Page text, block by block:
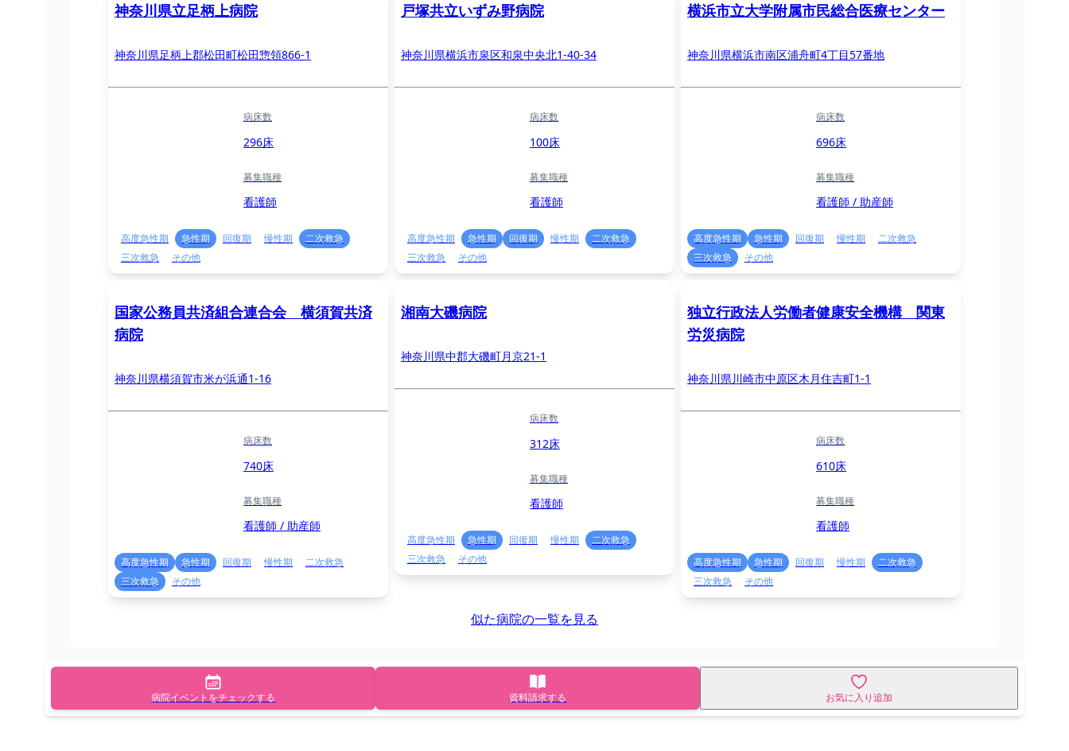
神奈川県立足柄上病院
神奈川県足柄上郡松田町松田惣領866-1
病床数
296床
募集職種
看護師
高度急性期 急性期 回復期 慢性期
二次救急
三次救急
その他
戸塚共立いずみ野病院
神奈川県横浜市泉区和泉中央北1‐40‐34
病床数
100床
募集職種
看護師
高度急性期 急性期 回復期 慢性期
二次救急
三次救急
その他
横浜市立大学附属市民総合医療センター
神奈川県横浜市南区浦舟町4丁目57番地
病床数
696床
募集職種
看護師 / 助産師
高度急性期 急性期 回復期 慢性期
二次救急
三次救急
その他
国家公務員共済組合連合会 横須賀共済
病院
神奈川県横須賀市米が浜通1-16
病床数
740床
募集職種
看護師 / 助産師
高度急性期 急性期 回復期 慢性期
二次救急
三次救急
その他
湘南大磯病院
神奈川県中郡大磯町月京21-1
病床数
312床
募集職種
看護師
高度急性期 急性期 回復期 慢性期
二次救急
三次救急
その他
独立行政法人労働者健康安全機構 関東
労災病院
神奈川県川崎市中原区木月住吉町1-1
病床数
610床
募集職種
看護師
高度急性期 急性期 回復期 慢性期
二次救急
三次救急
その他
似た病院の一覧を見る
病院イベントをチェックする 資料請求する お気に入り追加